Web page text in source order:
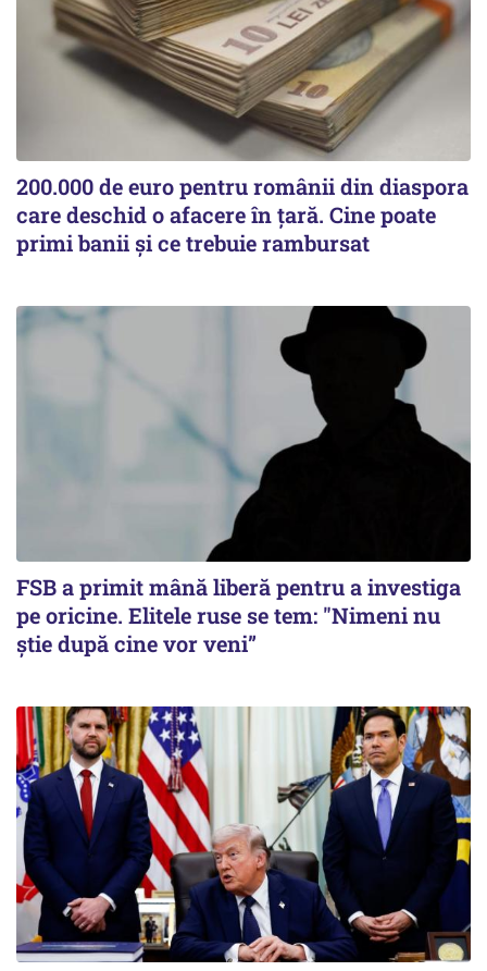
200.000 de euro pentru românii din diaspora
care deschid o afacere în țară. Cine poate
primi banii și ce trebuie rambursat
FSB a primit mână liberă pentru a investiga
pe oricine. Elitele ruse se tem: "Nimeni nu
știe după cine vor veni”